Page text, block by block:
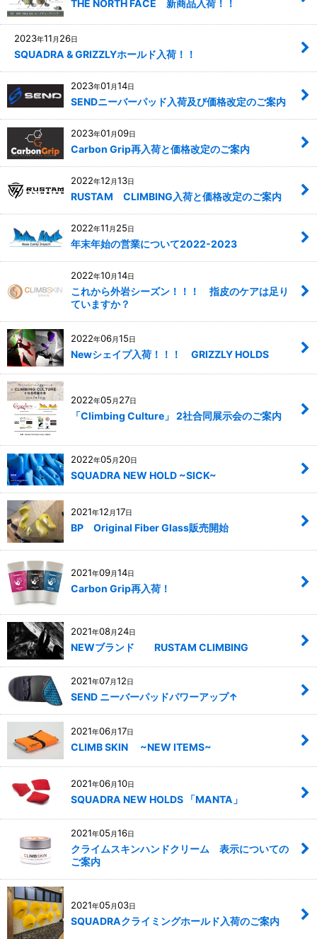
THE NORTH FACE 新商品入荷！！
2023年11 月 26日
SQUADRA & GRIZZLYホールド入荷！！
2023年01 月14日
SENDニーバーパッド入荷及び価格改定のご案内
2023年01 月09日
Carbon Grip再入荷と価格改定のご案内
2022年12 月13日
RUSTAM CLIMBING入荷と価格改定のご案内
2022年11 月 25日
年末年始の営業について2022-2023
2022年10月14日
これから外岩シーズン！！！ 指皮のケアは足り
ていますか？
2022年06月15日
Newシェイプ入荷！！！ GRIZZLY HOLDS
2022年05 月 27日
「Climbing Culture」 2社合同展示会のご案内
2022年05 月 20日
SQUADRA NEW HOLD ~SICK~
2021年12 月17日
BP Original Fiber Glass販売開始
2021年09月14日
Carbon Grip再入荷！
2021年08月 24日
NEWブランド RUSTAM CLIMBING
2021年07月12日
SEND ニーバーパッドパワーアップ↑
2021年06月17日
CLIMB SKIN ~NEW ITEMS~
2021年06月10日
SQUADRA NEW HOLDS 「MANTA」
2021年05 月16日
クライムスキンハンドクリーム 表示についての
ご案内
2021年05 月03日
SQUADRAクライミングホールド入荷のご案内